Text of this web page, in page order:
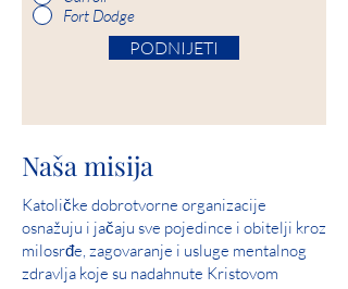
Fort Dodge
PODNIJETI
Naša misija
Katoličke dobrotvorne organizacije
osnažuju i jačaju sve pojedince i obitelji kroz
milosrđe, zagovaranje i usluge mentalnog
zdravlja koje su nadahnute Kristovom